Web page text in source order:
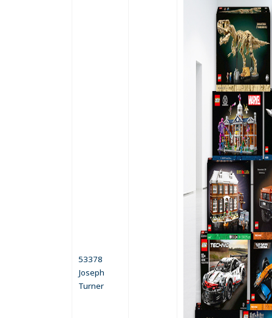
53378
Joseph
Turner